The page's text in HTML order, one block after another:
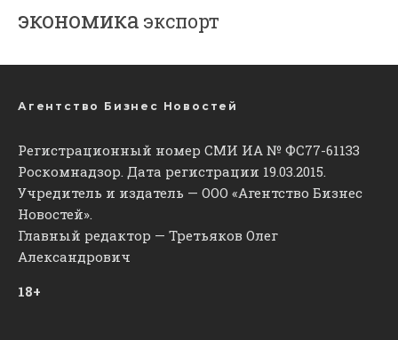
экономика экспорт
Агентство Бизнес Новостей
Регистрационный номер СМИ ИА № ФС77-61133
Роскомнадзор. Дата регистрации 19.03.2015.
Учредитель и издатель — ООО «Агентство Бизнес
Новостей».
Главный редактор — Третьяков Олег
Александрович
18+